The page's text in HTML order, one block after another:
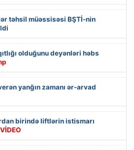
təhsil müəssisəsi BŞTİ-nin
olduğunu deyənləri həbs
yanğın zamanı ər-arvad
birində liftlərin istismarı